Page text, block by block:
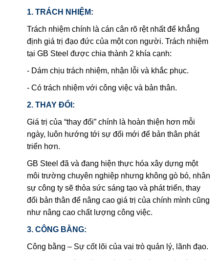
1. TRÁCH NHIỆM:
Trách nhiệm chính là cán cân rõ rệt nhất để khẳng
định giá trị đạo đức của một con người. Trách nhiệm
tại GB Steel được chia thành 2 khía cạnh:
- Dám chịu trách nhiệm, nhận lỗi và khắc phục.
- Có trách nhiệm với công việc và bản thân.
2. THAY ĐỔI:
Giá trị của “thay đổi” chính là hoàn thiện hơn mỗi
ngày, luôn hướng tới sự đổi mới để bản thân phát
triển hơn.
GB Steel đã và đang hiện thực hóa xây dựng một
môi trường chuyên nghiệp nhưng không gò bó, nhân
sự công ty sẽ thỏa sức sáng tạo và phát triển, thay
đổi bản thân để nâng cao giá trị của chính mình cũng
như nâng cao chất lượng công việc.
3. CÔNG BẰNG:
Công bằng – Sự cốt lõi của vai trò quản lý, lãnh đạo.